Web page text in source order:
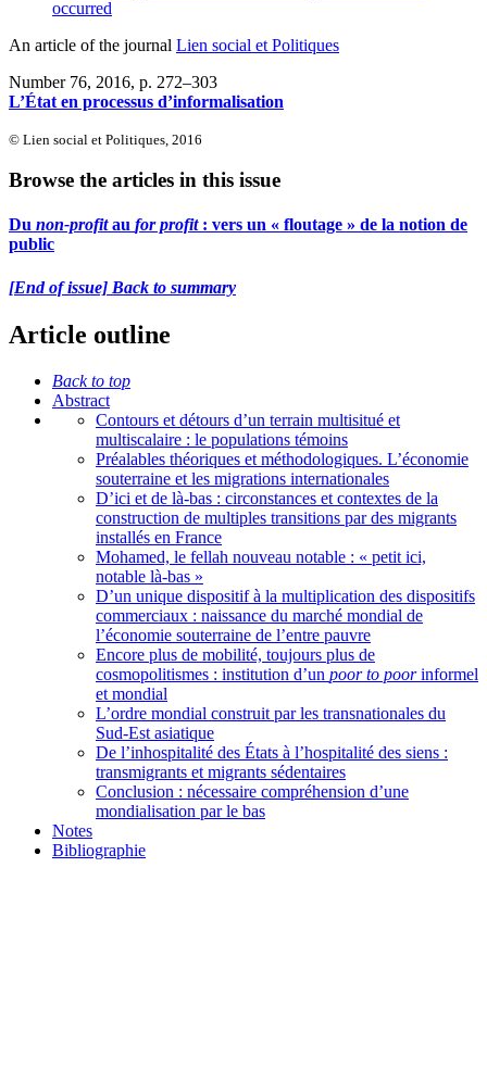
occurred
An article of the journal Lien social et Politiques
Number 76, 2016, p. 272–303
L’État en processus d’informalisation
© Lien social et Politiques, 2016
Browse the articles in this issue
Du non-profitau for profit: vers un « floutage » de la notion de
public
[End of issue] Back to summary
Article outline
Back to top
Abstract
Contours et détours d’un terrain multisitué et
multiscalaire : le populations témoins
Préalables théoriques et méthodologiques. L’économie
souterraine et les migrations internationales
D’ici et de là-bas : circonstances et contextes de la
construction de multiples transitions par des migrants
installés en France
Mohamed, le fellah nouveau notable : « petit ici,
notable là-bas »
D’un unique dispositif à la multiplication des dispositifs
commerciaux : naissance du marché mondial de
l’économie souterraine de l’entre pauvre
Encore plus de mobilité, toujours plus de
cosmopolitismes : institution d’un poor to poorinformel
et mondial
L’ordre mondial construit par les transnationales du
Sud-Est asiatique
De l’inhospitalité des États à l’hospitalité des siens :
transmigrants et migrants sédentaires
Conclusion : nécessaire compréhension d’une
mondialisation par le bas
Notes
Bibliographie